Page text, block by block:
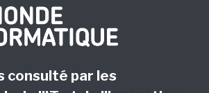
consulté par les